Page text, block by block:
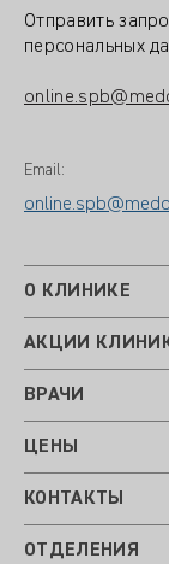
Отправить
персональных
Email:
О КЛИНИКЕ
АКЦИИ
ВРАЧИ
ЦЕНЫ
КОНТАКТЫ
ОТДЕЛЕНИЯ